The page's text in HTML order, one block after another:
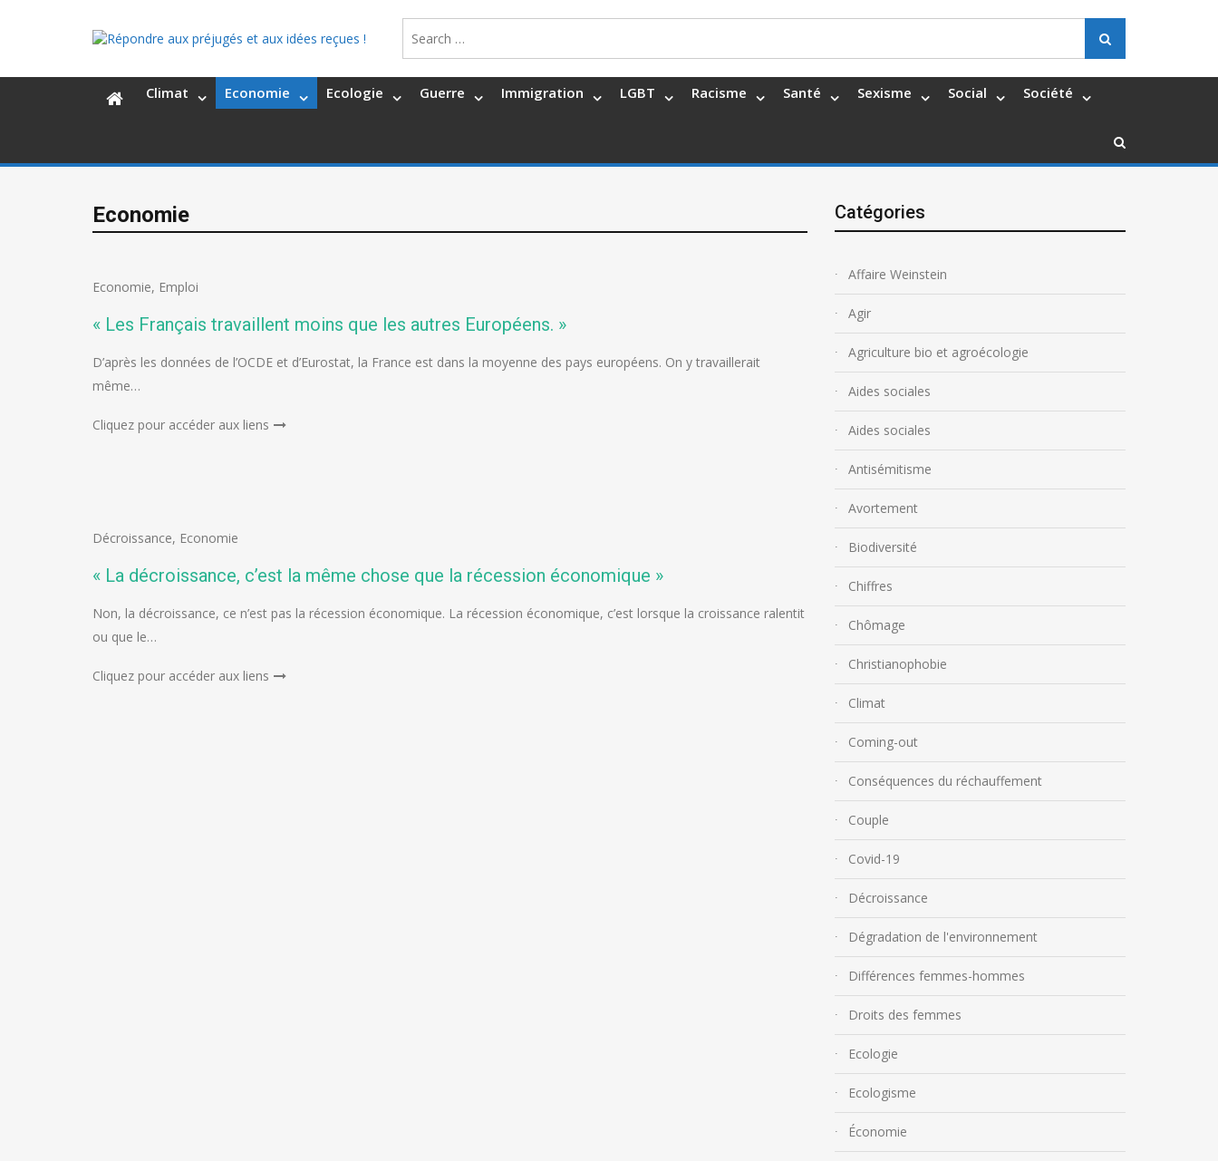
for:
Search
Climat Economie Ecologie Guerre Immigration LGBT Racisme Santé Sexisme Social Société
Economie
Economie, Emploi
« Les Français travaillent moins que les autres Européens. »
D’après les données de l’OCDE et d’Eurostat, la France est dans la moyenne des pays européens. On y travaillerait
même…
Cliquez pour accéder aux liens
Décroissance, Economie
« La décroissance, c’est la même chose que la récession économique »
Non, la décroissance, ce n’est pas la récession économique. La récession économique, c’est lorsque la croissance ralentit
ou que le…
Cliquez pour accéder aux liens
Catégories
Affaire Weinstein
Agir
Agriculture bio et agroécologie
Aides sociales
Aides sociales
Antisémitisme
Avortement
Biodiversité
Chiffres
Chômage
Christianophobie
Climat
Coming-out
Conséquences du réchauffement
Couple
Covid-19
Décroissance
Dégradation de l'environnement
Différences femmes-hommes
Droits des femmes
Ecologie
Ecologisme
Économie